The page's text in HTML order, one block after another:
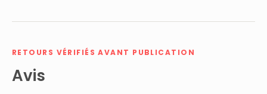
RETOURS VÉRIFIÉS AVANT PUBLICATION
Avis